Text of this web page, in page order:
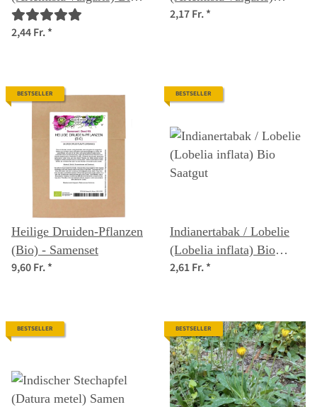
Saatgut
2,44 Fr.*
Samen
2,17 Fr.*
BESTSELLER
Heilige Druiden-Pflanzen
(Bio) - Samenset
9,60 Fr.*
BESTSELLER
Indianertabak / Lobelie
(Lobelia inflata) Bio
Saatgut
2,61 Fr.*
BESTSELLER BESTSELLER